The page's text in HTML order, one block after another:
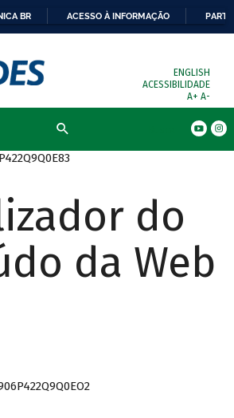
BR ACESSO À INFORMAÇÃO
ENGLISH
ACESSIBILIDADE
A+ A-
do
da Web